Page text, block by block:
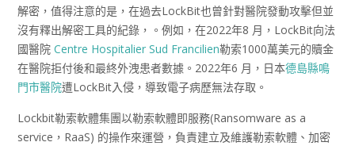
解密，值得注意的是，在過去LockBit也曾針對醫院發動攻擊但並
沒有釋出解密工具的紀錄，。例如，在2022年8 月，LockBit向法
國醫院 Centre Hospitalier Sud Francilien勒索1000萬美元的贖金
在醫院拒付後和最終外洩患者數據。2022年6 月，日本德島縣鳴
門市醫院遭LockBit入侵，導致電子病歷無法存取。
Lockbit勒索軟體集團以勒索軟體即服務(Ransomware as a
service，RaaS) 的操作來運營，負責建立及維護勒索軟體、加密